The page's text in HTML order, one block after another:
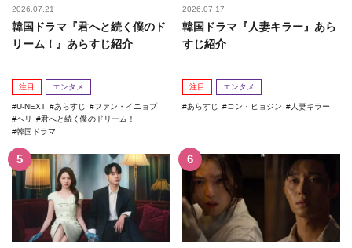
2026.07.21
韓国ドラマ『君へと続く僕のド
リーム！』あらすじ紹介
注目 エンタメ
U-NEXT あらすじ
ファン・イニョプ
ヘリ
君へと続く僕のドリーム！
韓国ドラマ
2026.07.17
韓国ドラマ『人妻キラー』あら
すじ紹介
注目 エンタメ
あらすじ コン・ヒョジン 人妻キラー